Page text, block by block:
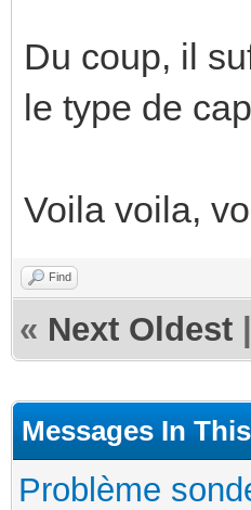
Du coup, il
le type de
Voila voila,
Find
« Next Oldest
Messages In
Problème